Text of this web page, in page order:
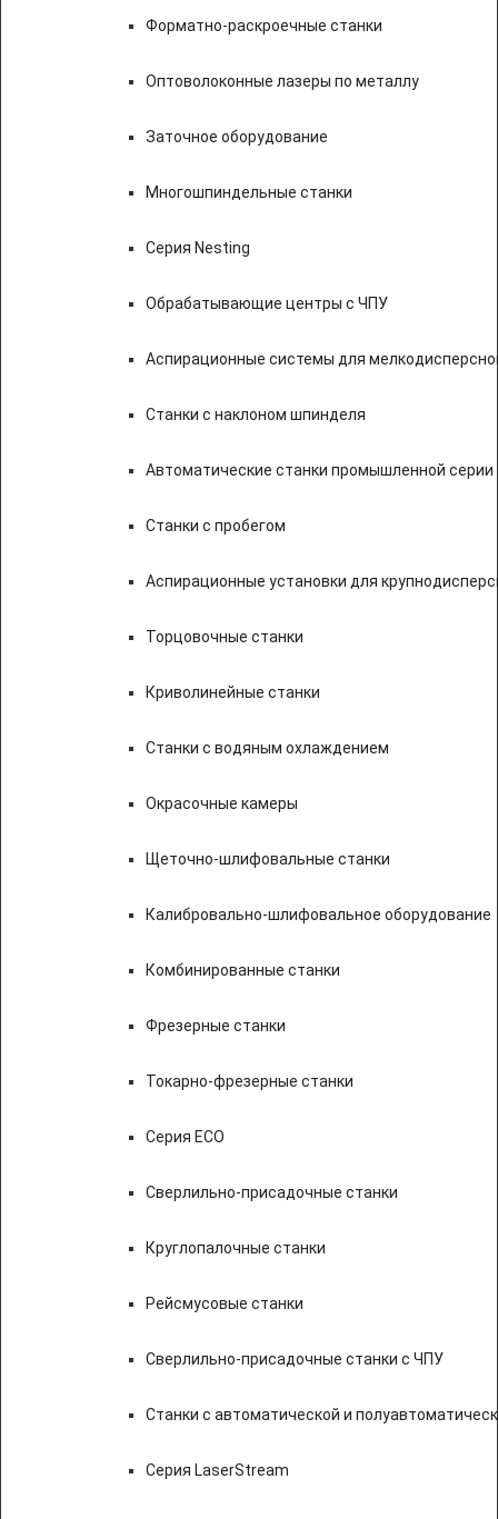
Форматно-раскроечные станки
Оптоволоконные лазеры по металлу
Заточное оборудование
Многошпиндельные станки
Серия Nesting
Обрабатывающие центры с ЧПУ
Аспирационные системы для
Станки с наклоном шпинделя
Автоматические станки промышленной серии
Станки с пробегом
Аспирационные установки для
Торцовочные станки
Криволинейные станки
Станки с водяным охлаждением
Окрасочные камеры
Щеточно-шлифовальные станки
Калибровально-шлифовальное оборудование
Комбинированные станки
Фрезерные станки
Токарно-фрезерные станки
Серия ECO
Сверлильно-присадочные станки
Круглопалочные станки
Рейсмусовые станки
Сверлильно-присадочные станки с ЧПУ
Станки с автоматической и
Серия LaserStream